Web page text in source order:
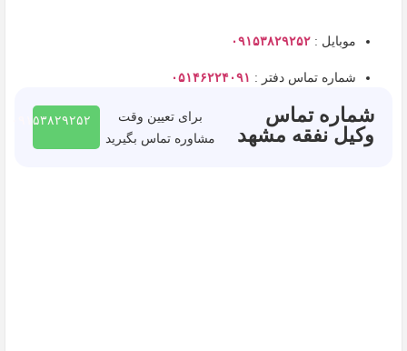
موبایل : ۰۹۱۵۳۸۲۹۲۵۲
شماره تماس دفتر : ۰۵۱۴۶۲۲۴۰۹۱
شماره تماس
وکیل نفقه مشهد
برای تعیین وقت
مشاوره تماس بگیرید
۰۹۱۵۳۸۲۹۲۵۲